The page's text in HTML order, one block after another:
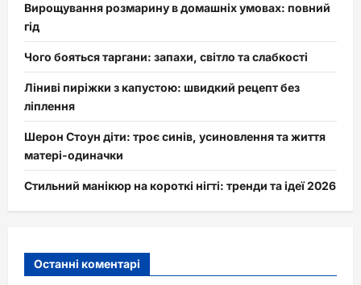
Вирощування розмарину в домашніх умовах: повний
гід
Чого бояться таргани: запахи, світло та слабкості
Ліниві пиріжки з капустою: швидкий рецепт без
ліплення
Шерон Стоун діти: троє синів, усиновлення та життя
матері-одиначки
Стильний манікюр на короткі нігті: тренди та ідеї 2026
Останні коментарі